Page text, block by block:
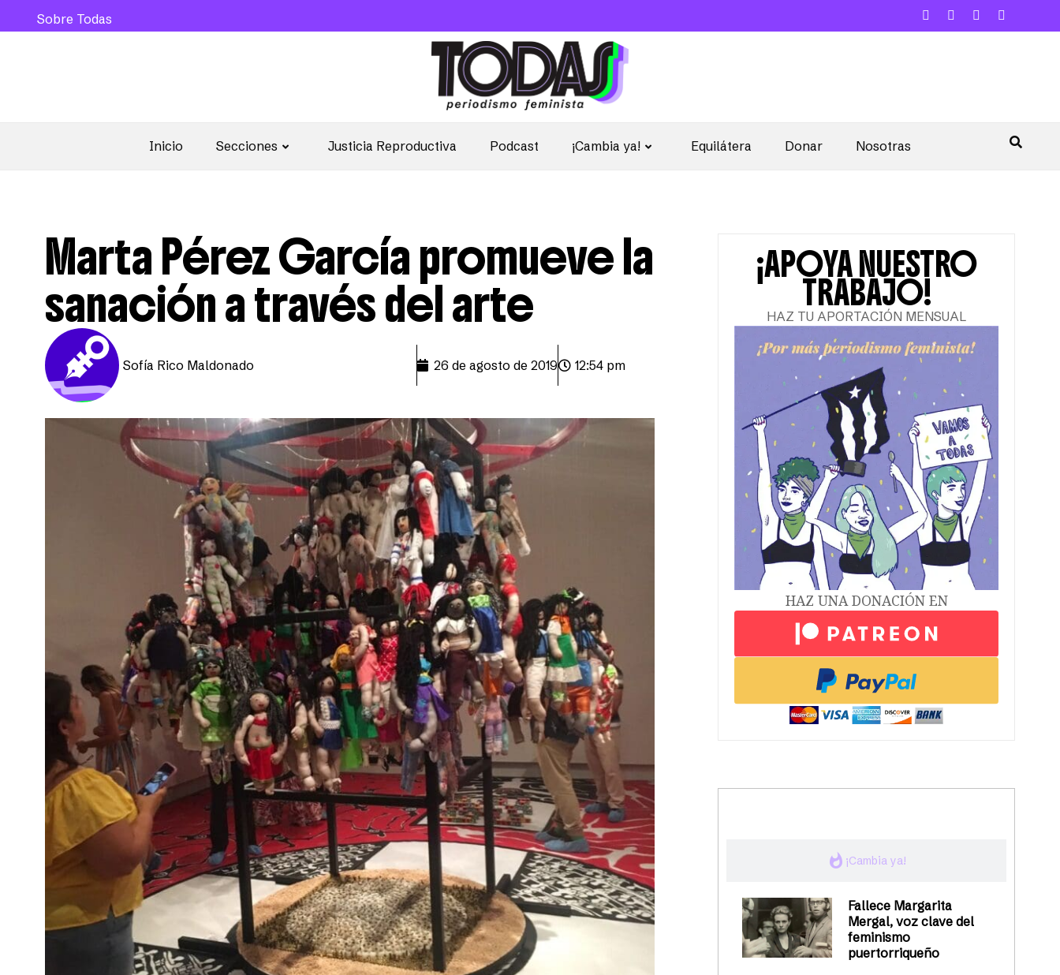
Inicio Secciones Justicia Reproductiva Podcast ¡Cambia ya! Equilátera Donar Nosotras
Sobre Todas
Marta Pérez García promueve la
sanación a través del arte
Sofía Rico Maldonado 26 de agosto de 2019 12:54 pm
¡APOYA NUESTRO
TRABAJO!
HAZ TU APORTACIÓN MENSUAL
HAZ UNA DONACIÓN EN
whatshot ¡Cambia ya!
Fallece Margarita
Mergal, voz clave del
feminismo
puertorriqueño